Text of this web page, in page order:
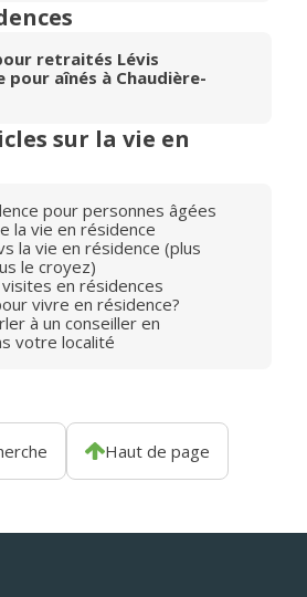
retraités Lévis
pour aînés à Chaudière-
sur la vie en
pour personnes âgées
la vie en résidence
la vie en résidence (plus
le croyez)
en résidences
vivre en résidence?
à un conseiller en
votre localité
Haut de page